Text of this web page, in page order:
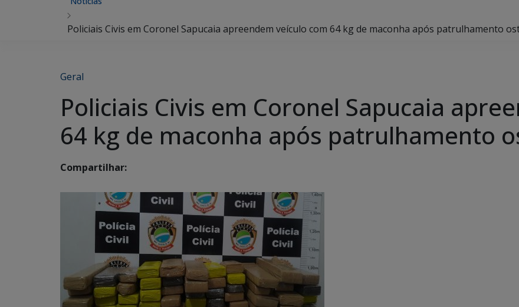
Policiais Civis em Coronel Sapucaia apreendem veículo com 64 kg de maconha após patrulhamento
Geral
Policiais Civis em Coronel Sapucaia
64 kg de maconha após patrulhamento
Compartilhar: